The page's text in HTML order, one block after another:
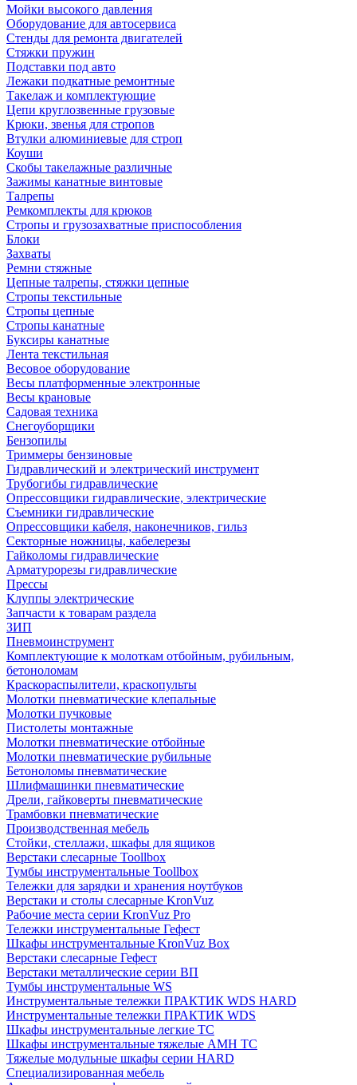
Мойки высокого давления
Оборудование для автосервиса
Стенды для ремонта двигателей
Стяжки пружин
Подставки под авто
Лежаки подкатные ремонтные
Такелаж и комплектующие
Цепи круглозвенные грузовые
Крюки, звенья для стропов
Втулки алюминиевые для строп
Коуши
Скобы такелажные различные
Зажимы канатные винтовые
Талрепы
Ремкомплекты для крюков
Стропы и грузозахватные приспособления
Блоки
Захваты
Ремни стяжные
Цепные талрепы, стяжки цепные
Стропы текстильные
Стропы цепные
Стропы канатные
Буксиры канатные
Лента текстильная
Весовое оборудование
Весы платформенные электронные
Весы крановые
Садовая техника
Снегоуборщики
Бензопилы
Триммеры бензиновые
Гидравлический и электрический инструмент
Трубогибы гидравлические
Опрессовщики гидравлические, электрические
Съемники гидравлические
Опрессовщики кабеля, наконечников, гильз
Секторные ножницы, кабелерезы
Гайколомы гидравлические
Арматурорезы гидравлические
Прессы
Клуппы электрические
Запчасти к товарам раздела
ЗИП
Пневмоинструмент
Комплектующие к молоткам отбойным, рубильным,
бетоноломам
Краскораспылители, краскопульты
Молотки пневматические клепальные
Молотки пучковые
Пистолеты монтажные
Молотки пневматические отбойные
Молотки пневматические рубильные
Бетоноломы пневматические
Шлифмашинки пневматические
Дрели, гайковерты пневматические
Трамбовки пневматические
Производственная мебель
Стойки, стеллажи, шкафы для ящиков
Верстаки слесарные Toollbox
Тумбы инструментальные Toollbox
Тележки для зарядки и хранения ноутбуков
Верстаки и столы слесарные KronVuz
Рабочие места серии KronVuz Pro
Тележки инструментальные Гефест
Шкафы инструментальные KronVuz Box
Верстаки слесарные Гефест
Верстаки металлические серии ВП
Тумбы инструментальные WS
Инструментальные тележки ПРАКТИК WDS HARD
Инструментальные тележки ПРАКТИК WDS
Шкафы инструментальные легкие ТС
Шкафы инструментальные тяжелые AMH TC
Тяжелые модульные шкафы серии HARD
Cпециализированная мебель